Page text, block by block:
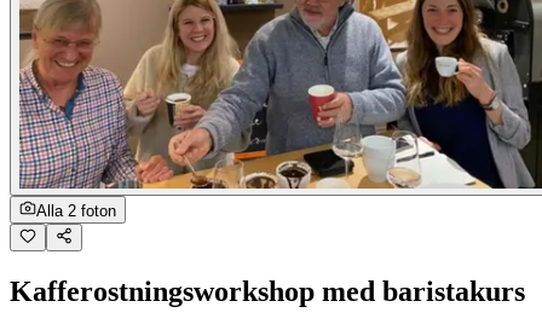
Alla 2 foton
Kafferostningsworkshop med baristakurs